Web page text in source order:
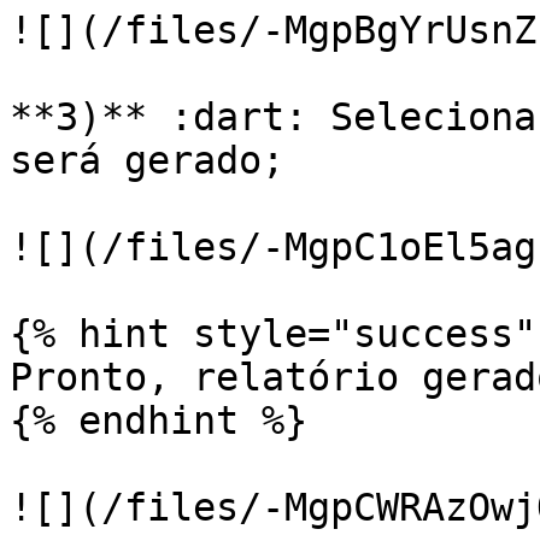
![](/files/-
**3)** :dart:
será gerado;
![](/files/-
{% hint style="success"
Pronto, relatório
{% endhint %}
![](/files/-